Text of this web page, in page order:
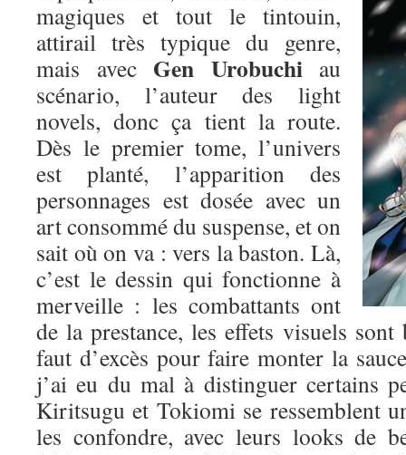
magiques et tout le tintouin,
attirail très typique du genre,
mais avec Gen Urobuchiau
scénario, l’auteur des light
novels, donc ça tient la route.
Dès le premier tome, l’univers
est planté, l’apparition des
personnages est dosée avec un
art consommé du suspense, et on
sait où on va : vers la baston. Là,
c’est le dessin qui fonctionne à
merveille : les combattants ont
de la prestance, les effets visuels sont
faut d’excès pour faire monter la
j’ai eu du mal à distinguer certains
Kiritsugu et Tokiomi se ressemblent
les confondre, avec leurs looks de